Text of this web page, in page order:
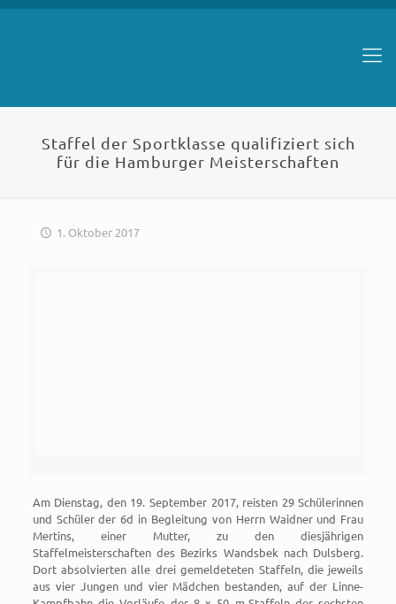
Staffel der Sportklasse qualifiziert sich
für die Hamburger Meisterschaften
1. Oktober 2017
Am Dienstag, den 19. September 2017, reisten 29 Schülerinnen
und Schüler der 6d in Begleitung von Herrn Waidner und Frau
Mertins, einer Mutter, zu den diesjährigen
Staffelmeisterschaften des Bezirks Wandsbek nach Dulsberg.
Dort absolvierten alle drei gemeldeteten Staffeln, die jeweils
aus vier Jungen und vier Mädchen bestanden, auf der Linne-